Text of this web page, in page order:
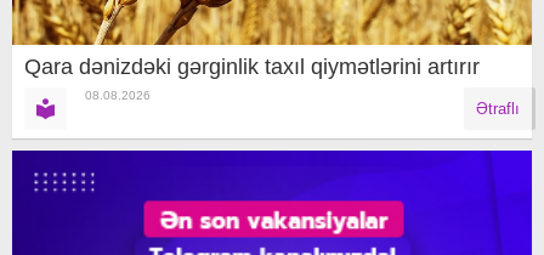
Qara dənizdəki gərginlik taxıl qiymətlərini artırır
08.08.2026
Ətraflı